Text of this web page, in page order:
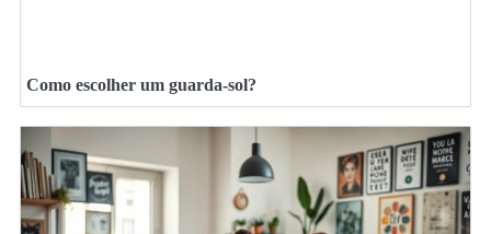
Como escolher um guarda-sol?